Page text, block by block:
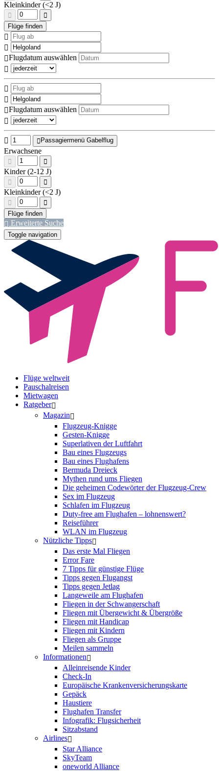
Kleinkinder (<2 J)
Flugdatum auswählen
Flugdatum auswählen
Passagiermenü Gabelflug
Erwachsene
Kinder (2-12 J)
Kleinkinder (<2 J)
Erweiterte Suche
Toggle navigation
Flüge weltweit
Pauschalreisen
Mietwagen
Ratgeber
Magazin
Flugzeug-Knigge
Gesten-Knigge
Superlativen der Luftfahrt
Bau eines Flugzeugs
Bau eines Flughafens
Bermuda Dreieck
Mythen rund ums Fliegen
Die geheimen Codewörter der Flugzeug-Crew
Sex im Flugzeug
Schlafen im Flugzeug
Duty-free am Flughafen – lohnenswert?
Reiseführer
WLAN im Flugzeug
Nützliche Tipps
Das erste Mal Fliegen
Error Fare
7 Tipps für günstige Flüge
Tipps gegen Flugangst
Tipps gegen Jetlag
Langeweile am Flughafen
Fliegen in der Schwangerschaft
Fliegen mit Übergewicht & Übergröße
Fliegen mit Handicap
Fliegen mit Kindern
Fliegen als Gruppe
Meilen sammeln
Informationen
Alleinreisende Kinder
Check-In
Europäische Krankenversicherungskarte
Gepäck
Haustiere
Flughafen Transfer
Infografik: Flugsicherheit
Sitzabstand
Airlines
Star Alliance
SkyTeam
oneworld Alliance